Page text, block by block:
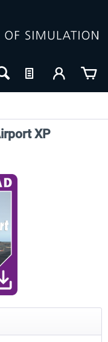
XP